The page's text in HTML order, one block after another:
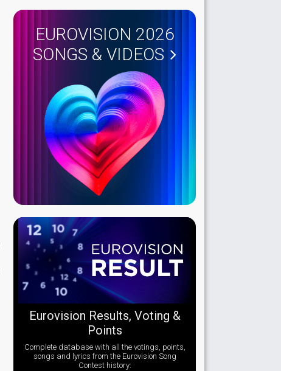
EUROVISION 2026
SONGS & VIDEOS
Eurovision Results, Voting &
Points
Complete database with all the votings, points,
songs and lyrics from the Eurovision Song
Contest history: